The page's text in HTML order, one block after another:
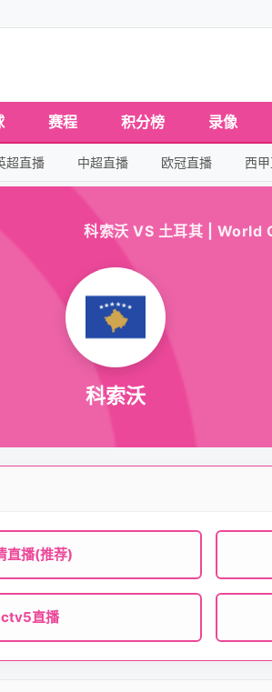
赛程 积分榜 录像
超直播 中超直播 欧冠直播 西
科索沃 VS 土耳其 |
科索沃
直播(推荐)
直播